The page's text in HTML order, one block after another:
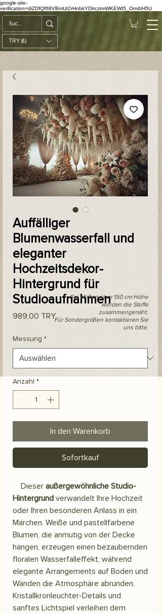
google-site-
verification=diZDfQffI8VBmUt2rHnbkYDIrcztmWKEWt5_Om4tH5U
TRY (₺)
Auffälliger
Blumenwasserfall und
eleganter
Hochzeitsdekor-
Hintergrund für
Studioaufnahmen
989,00 TRYPreis
Messung *
Anzahl *
In den Warenkorb
Sofortkauf
Dieser außergewöhnliche Studio-
Hintergrund verwandelt Ihre Hochzeit
oder Ihren besonderen Anlass in ein
Märchen. Weiße und pastellfarbene
Blumen, die anmutig von der Decke
hängen, erzeugen einen bezaubernden
floralen Wasserfalleffekt, während
elegante Arrangements auf Boden und
Wänden die Atmosphäre abrunden.
Kristallkronleuchter-Details und
sanftes Lichtspiel verleihen dem
Bei Maßen über 150 cm Höhe
werden die Stoffe
zusammengenäht.
Für Sondergrößen kontaktieren Sie
uns bitte.